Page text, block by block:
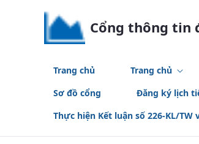
Skip to Main Content
Cổng thông tin
Trang chủ Trang chủ
Sơ đồ cổng
Đăng ký lịch
Thực hiện Kết luận số 226-KL/TW